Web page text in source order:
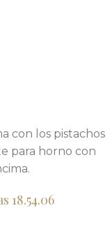
con los pistachos
para horno con